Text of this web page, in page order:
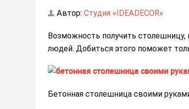
Автор: Студия «IDEADECOR»
Возможность получить
людей. Добиться этого поможет
Бетонная столешница своими